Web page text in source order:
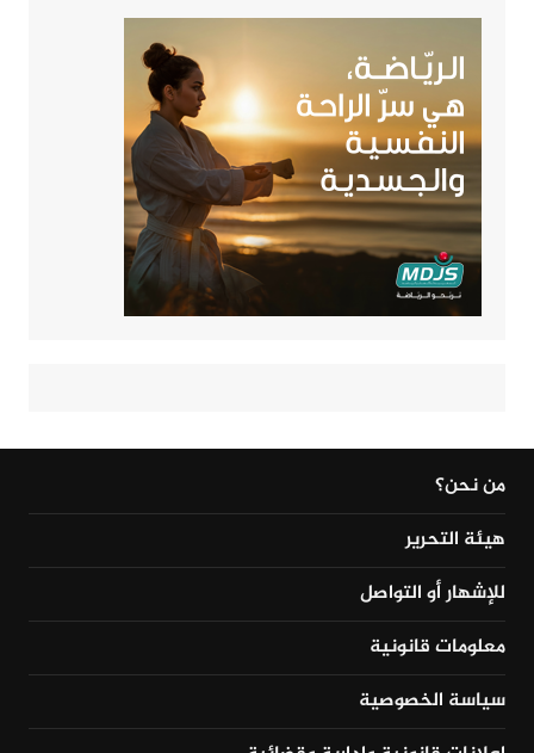
من نحن؟
هيئة التحرير
للإشهار أو التواصل
معلومات قانونية
سياسة الخصوصية